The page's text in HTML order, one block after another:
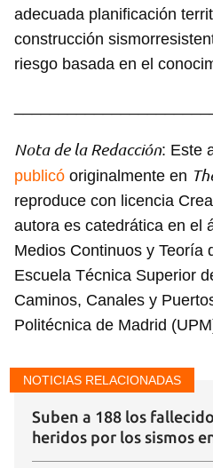
adecuada planificación
construcción
riesgo basada en el
Nota de la Redacción: Este
publicó originalmente en
reproduce con licencia
autora es catedrática en el
Medios Continuos y Teoría
Escuela Técnica Superior
Caminos, Canales y
Politécnica de Madrid
NOTICIAS RELACIONADAS
Suben a 188 los
heridos por los sismos